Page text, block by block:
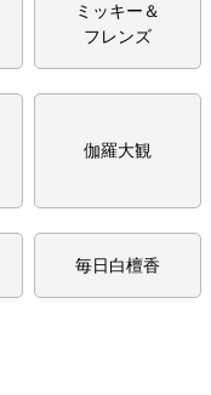
ミッキー＆
フレンズ
伽羅大観
毎日白檀香